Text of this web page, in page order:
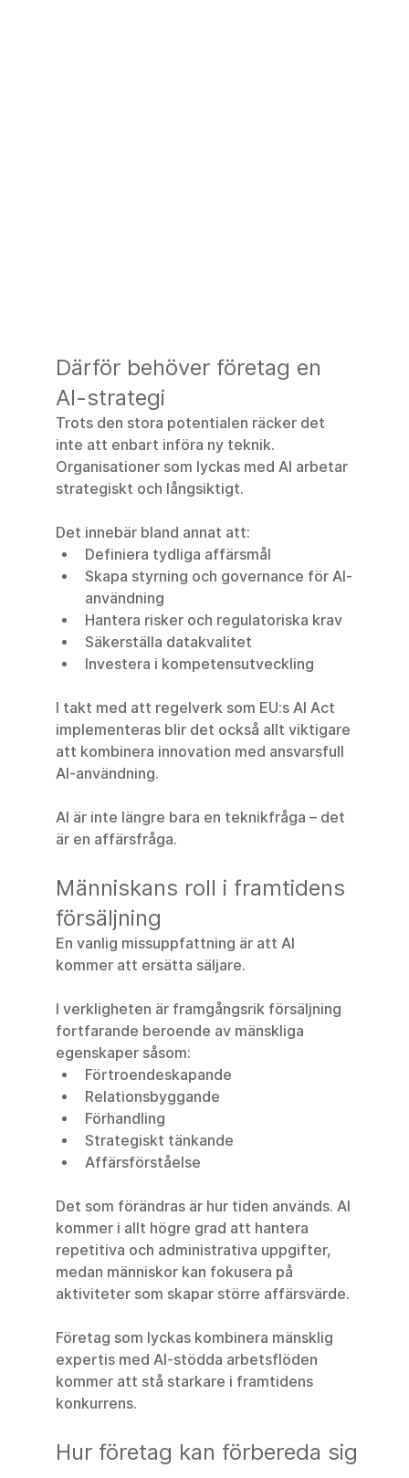
Därför behöver företag en
AI-strategi
Trots den stora potentialen räcker det
inte att enbart införa ny teknik.
Organisationer som lyckas med AI arbetar
strategiskt och långsiktigt.
Det innebär bland annat att:
Definiera tydliga affärsmål
Skapa styrning och governance för AI-
användning
Hantera risker och regulatoriska krav
Säkerställa datakvalitet
Investera i kompetensutveckling
I takt med att regelverk som EU:s AI Act
implementeras blir det också allt viktigare
att kombinera innovation med ansvarsfull
AI-användning.
AI är inte längre bara en teknikfråga – det
är en affärsfråga.
Människans roll i framtidens
försäljning
En vanlig missuppfattning är att AI
kommer att ersätta säljare.
I verkligheten är framgångsrik försäljning
fortfarande beroende av mänskliga
egenskaper såsom:
Förtroendeskapande
Relationsbyggande
Förhandling
Strategiskt tänkande
Affärsförståelse
Det som förändras är hur tiden används. AI
kommer i allt högre grad att hantera
repetitiva och administrativa uppgifter,
medan människor kan fokusera på
aktiviteter som skapar större affärsvärde.
Företag som lyckas kombinera mänsklig
expertis med AI-stödda arbetsflöden
kommer att stå starkare i framtidens
konkurrens.
Hur företag kan förbereda sig